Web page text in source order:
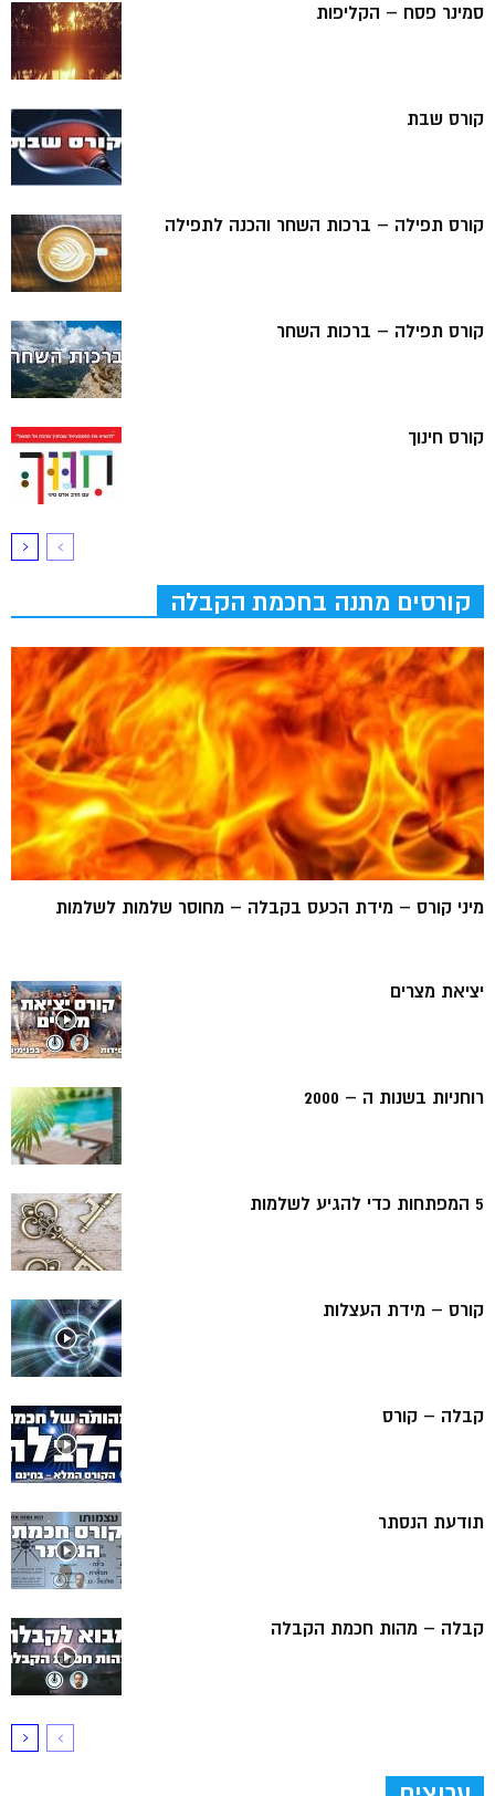
סמינר פסח – הקליפות
קורס שבת
קורס תפילה – ברכות השחר והכנה לתפילה
קורס תפילה – ברכות השחר
קורס חינוך
קורסים מתנה בחכמת הקבלה
מיני קורס – מידת הכעס בקבלה – מחוסר שלמות לשלמות
יציאת מצרים
רוחניות בשנות ה – 2000
5 המפתחות כדי להגיע לשלמות
קורס – מידת העצלות
קבלה – קורס
תודעת הנסתר
קבלה – מהות חכמת הקבלה